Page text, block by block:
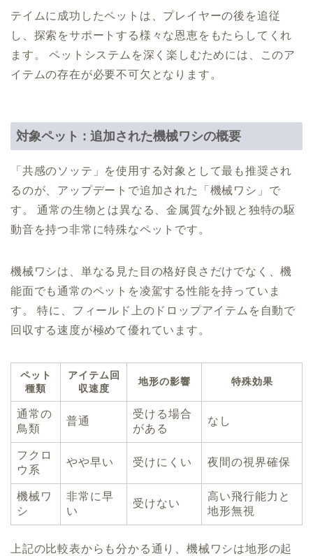
テイムに成功したペットは、プレイヤーの後を追従
し、探索をサポートする様々な恩恵をもたらしてくれ
ます。 ペットシステムを深く楽しむためには、このア
イテムの存在が必要不可欠となります。
対象ペット : 追加された機械ワシの概要
「共感のソッテ」を使用する対象として最も推奨され
るのが、アップデートで追加された「機械ワシ」で
す。 通常の生物とは異なる、金属質な外観と独特の駆
動音を持つ非常に特殊なペットです。
機械ワシは、単なる見た目の格好良さだけでなく、機
能面でも通常のペットを凌駕する性能を持っていま
す。 特に、フィールド上のドロップアイテムを自動で
回収する速度が極めて優れています。
ペット
種類
アイテム回
収速度
地形の影響 特殊効果
通常の
鳥類
普通
受ける場合
がある
なし
フクロ
ウ系
やや早い 受けにくい 夜間の視界確保
機械ワ
シ
非常に早
い
受けない
高い飛行能力と
地形無視
上記の比較表からも分かる通り、機械ワシは地形の起